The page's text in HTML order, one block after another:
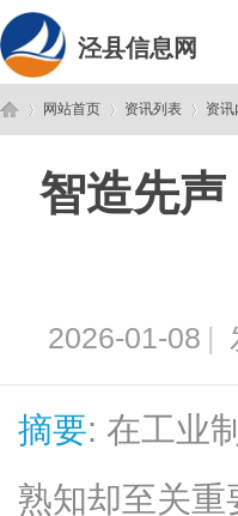
泾县信息网
网站首页
›
资讯列表
›
资讯
智造先
2026-01-08 |
摘要: 在工业
熟知却至关重